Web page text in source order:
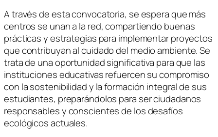
A través de esta convocatoria, se espera que más
centros se unan a la red, compartiendo buenas
prácticas y estrategias para implementar proyectos
que contribuyan al cuidado del medio ambiente. Se
trata de una oportunidad significativa para que las
instituciones educativas refuercen su compromiso
con la sostenibilidad y la formación integral de sus
estudiantes, preparándolos para ser ciudadanos
responsables y conscientes de los desafíos
ecológicos actuales.